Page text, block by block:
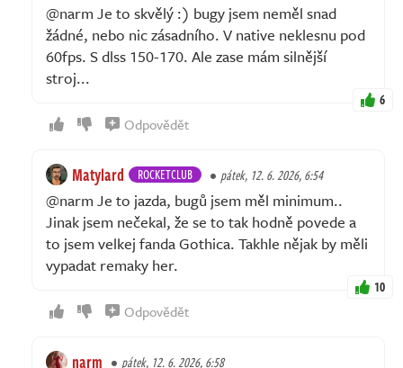
@narm Je to skvělý :) bugy jsem neměl snad
žádné, nebo nic zásadního. V native neklesnu pod
60fps. S dlss 150-170. Ale zase mám silnější
stroj...
6
Odpovědět
Matylard ROCKETCLUB pátek, 12. 6. 2026, 6:54
@narm Je to jazda, bugů jsem měl minimum..
Jinak jsem nečekal, že se to tak hodně povede a
to jsem velkej fanda Gothica. Takhle nějak by měli
vypadat remaky her.
10
Odpovědět
narm pátek, 12. 6. 2026, 6:58